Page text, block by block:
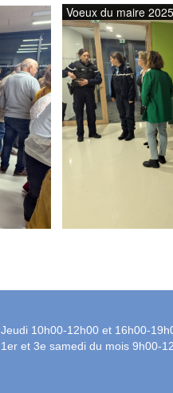
Voeux du maire
Jeudi 10h00-12h00 et 16h00-
1er et 3e samedi du mois 9h00-